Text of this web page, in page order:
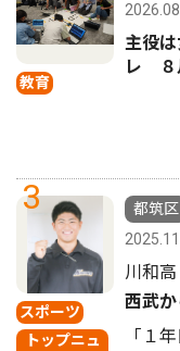
教育
主役
レ ８
3
スポーツ
トップニュ
都筑区
川和
西武
「１